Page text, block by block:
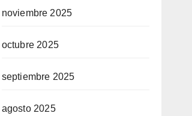
noviembre 2025
octubre 2025
septiembre 2025
agosto 2025